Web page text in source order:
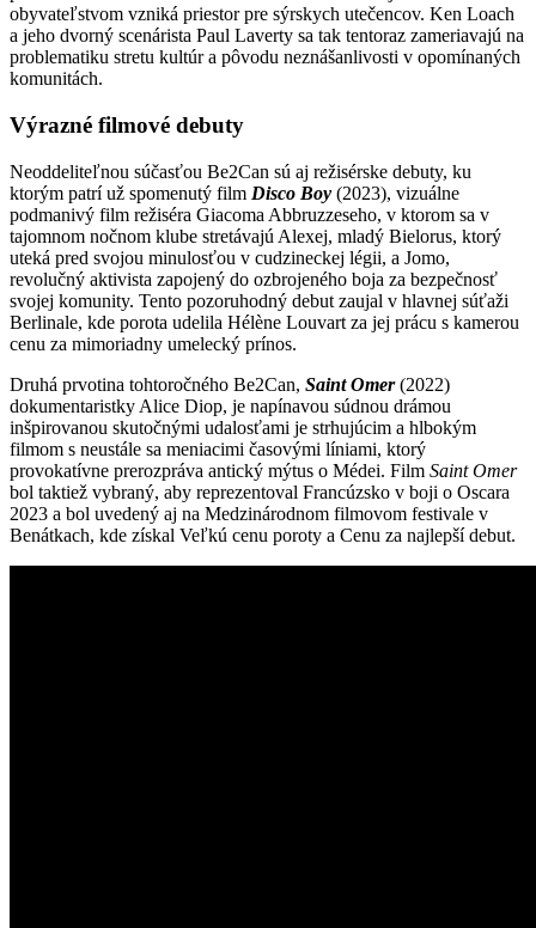
obyvateľstvom vzniká priestor pre sýrskych utečencov. Ken Loach
a jeho dvorný scenárista Paul Laverty sa tak tentoraz zameriavajú na
problematiku stretu kultúr a pôvodu neznášanlivosti v opomínaných
komunitách.
Výrazné filmové debuty
Neoddeliteľnou súčasťou Be2Can sú aj režisérske debuty, ku
ktorým patrí už spomenutý film Disco Boy (2023), vizuálne
podmanivý film režiséra Giacoma Abbruzzeseho, v ktorom sa v
tajomnom nočnom klube stretávajú Alexej, mladý Bielorus, ktorý
uteká pred svojou minulosťou v cudzineckej légii, a Jomo,
revolučný aktivista zapojený do ozbrojeného boja za bezpečnosť
svojej komunity. Tento pozoruhodný debut zaujal v hlavnej súťaži
Berlinale, kde porota udelila Hélène Louvart za jej prácu s kamerou
cenu za mimoriadny umelecký prínos.
Druhá prvotina tohtoročného Be2Can, Saint Omer(2022)
dokumentaristky Alice Diop, je napínavou súdnou drámou
inšpirovanou skutočnými udalosťami je strhujúcim a hlbokým
filmom s neustále sa meniacimi časovými líniami, ktorý
provokatívne prerozpráva antický mýtus o Médei. Film Saint Omer
bol taktiež vybraný, aby reprezentoval Francúzsko v boji o Oscara
2023 a bol uvedený aj na Medzinárodnom filmovom festivale v
Benátkach, kde získal Veľkú cenu poroty a Cenu za najlepší debut.